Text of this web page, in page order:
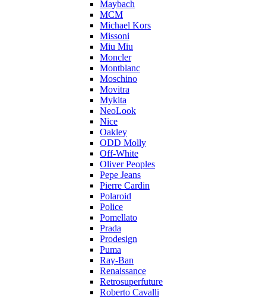
Maybach
MCM
Michael Kors
Missoni
Miu Miu
Moncler
Montblanc
Moschino
Movitra
Mykita
NeoLook
Nice
Oakley
ODD Molly
Off-White
Oliver Peoples
Pepe Jeans
Pierre Cardin
Polaroid
Police
Pomellato
Prada
Prodesign
Puma
Ray-Ban
Renaissance
Retrosuperfuture
Roberto Cavalli